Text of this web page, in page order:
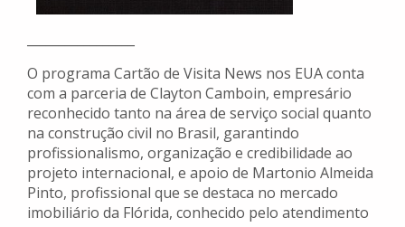
O programa Cartão de Visita News nos EUA conta
com a parceria de Clayton Camboin, empresário
reconhecido tanto na área de serviço social quanto
na construção civil no Brasil, garantindo
profissionalismo, organização e credibilidade ao
projeto internacional, e apoio de Martonio Almeida
Pinto, profissional que se destaca no mercado
imobiliário da Flórida, conhecido pelo atendimento